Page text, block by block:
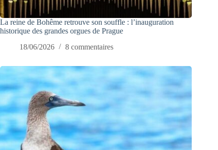
La reine de Bohême retrouve son souffle : l’inauguration
historique des grandes orgues de Prague
18/06/2026
8 commentaires